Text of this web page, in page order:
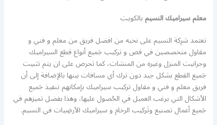
معلم سيراميك النسيمبالكويت
تعتمد شرِكة النسيم على نخبه من افضل فريق من معلم و فني و
مقاول متخصصين في قص و تركيب جَميع أنواع قطع السيراميك
وجرانيت المنزل وغيره من المنشات، كما تحرص على ان يتم تثبيت
جَميع القطع بشكل جيد دون ترك أي مسافات بينها بالإضافة إلى أن
فريق معلم و فني و مقاول تركيب سيراميك بإمكانهم تنفيذ جَميع
الأشكال التي يرغب العميل في الحُصول عليها، وهذا بفضل تميزهم في
جَميع أعمال تصنيع وتَركيب الرخام و سيراميك الأرضِيات في النسيم.